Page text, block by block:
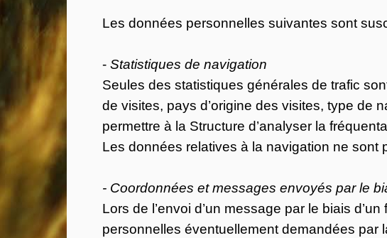
Les données personnelles suivantes sont
-Statistiques de navigation
Seules des statistiques générales de trafic
de visites, pays d’origine des visites, type de
permettre à la Structure d’analyser la
Les données relatives à la navigation ne sont
- Coordonnées et messages envoyés par le
Lors de l’envoi d’un message par le biais
personnelles éventuellement demandées par